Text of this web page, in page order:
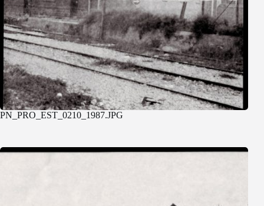
PN_PRO_EST_0210_1987.JPG